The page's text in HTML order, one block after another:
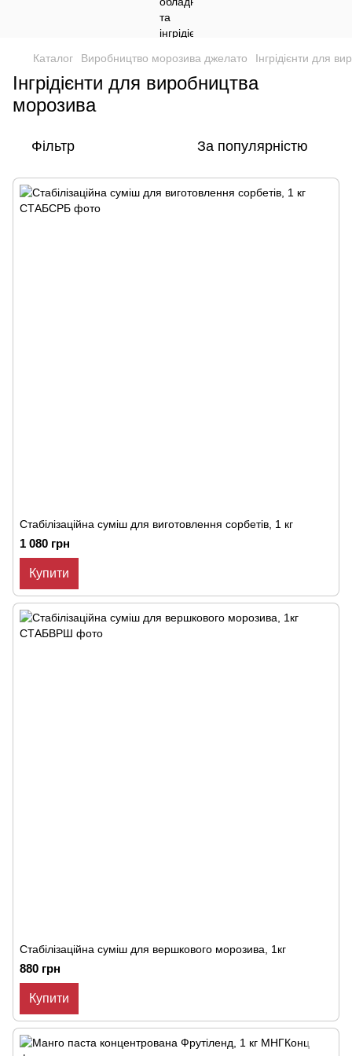
Каталог Виробництво морозива джелато Інгрідієнти для
Інгрідієнти для виробництва
морозива
Фільтр За популярністю
Стабілізаційна суміш для виготовлення сорбетів, 1 кг
1 080 грн
Купити
Стабілізаційна суміш для вершкового морозива, 1кг
880 грн
Купити